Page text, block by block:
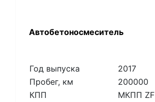
Автобетоносмеситель
Год выпуска
2017
Пробег, км
200000
КПП
МКПП ZF